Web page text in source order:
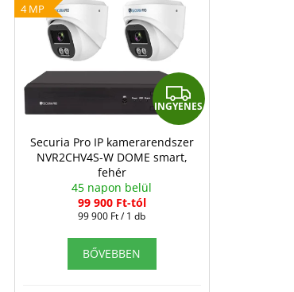
4 MP
I
N
G
INGYENES
Securia Pro IP kamerarendszer
NVR2CHV4S-W DOME smart,
fehér
45 napon belül
99 900 Ft-tól
Egységár:
99 900 Ft / 1 db
BŐVEBBEN